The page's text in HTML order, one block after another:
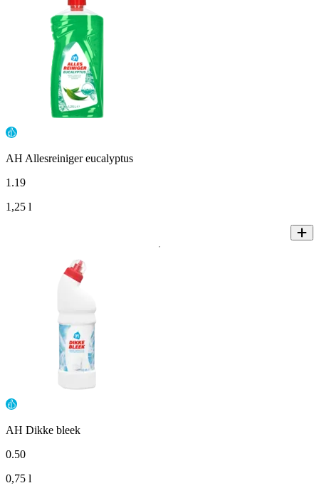
AH Allesreiniger eucalyptus
1 .19
1,25 l
AH Dikke bleek
0.50
0,75 l